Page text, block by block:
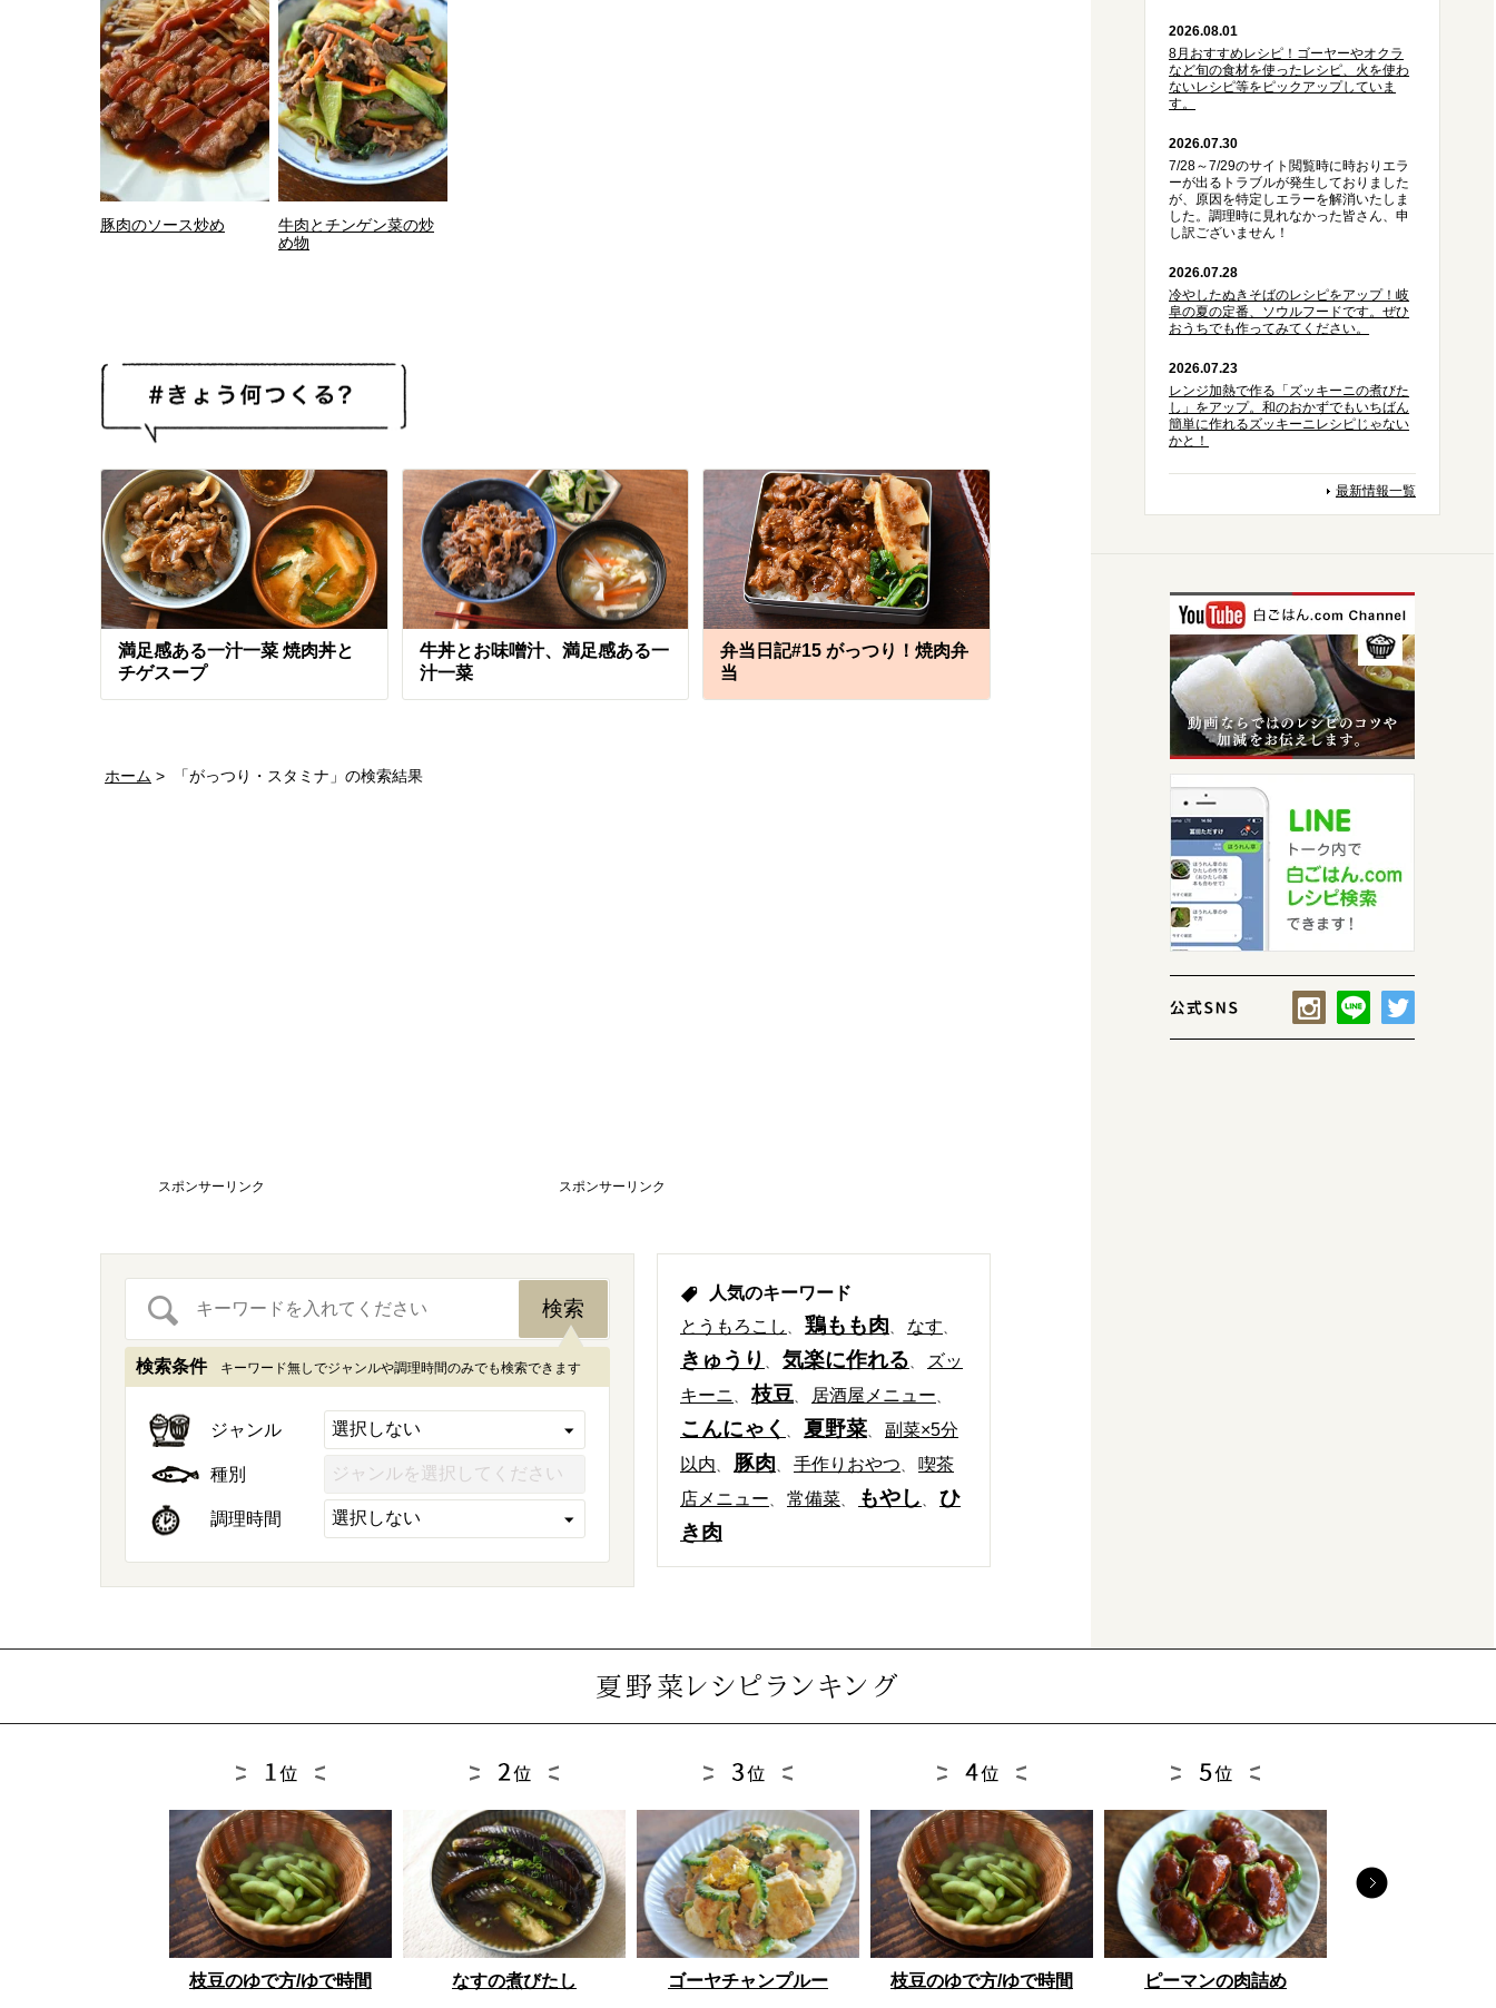
豚肉のソース炒め
牛肉とチンゲン菜の炒
め物
満足感ある一汁一菜 焼肉丼と
チゲスープ
牛丼とお味噌汁、満足感ある一
汁一菜
弁当日記#15 がっつり！焼肉弁
当
ホーム 「がっつり・スタミナ」の検索結果
スポンサーリンク スポンサーリンク
検索条件 キーワード無しでジャンルや調理時間のみでも検索できます
ジャンル
種別
調理時間
人気のキーワード
とうもろこし
鶏もも肉 なす
きゅうり 気楽に作れる
ズッ
キーニ
枝豆 居酒屋メニュー
こんにゃく 夏野菜
副菜×5分
以内
豚肉 手作りおやつ
喫茶
店メニュー
常備菜 もやし
ひ
き肉
2026.08.01
8月おすすめレシピ！ゴーヤーやオクラ
など旬の食材を使ったレシピ、火を使わ
ないレシピ等をピックアップしていま
す。
2026.07.30
7/28～7/29のサイト閲覧時に時おりエラ
ーが出るトラブルが発生しておりました
が、原因を特定しエラーを解消いたしま
した。調理時に見れなかった皆さん、申
し訳ございません！
2026.07.28
冷やしたぬきそばのレシピをアップ！岐
阜の夏の定番、ソウルフードです。ぜひ
おうちでも作ってみてください。
2026.07.23
レンジ加熱で作る「ズッキーニの煮びた
し」をアップ。和のおかずでもいちばん
簡単に作れるズッキーニレシピじゃない
かと！
最新情報一覧
夏野菜レシピランキング
枝豆のゆで方/ゆで時間 なすの煮びたし ゴーヤチャンプルー 枝豆のゆで方/ゆで時間 ピーマンの肉詰め